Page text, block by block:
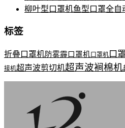
柳叶型口罩机鱼型口罩全
标签
折叠口罩机防雾霾口罩机口罩机 口
接机超声波剪切机超声波裥棉机